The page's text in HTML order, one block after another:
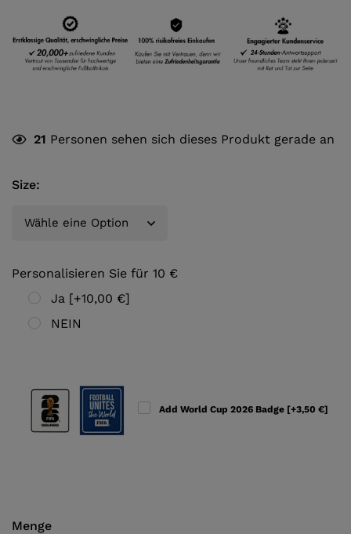
21 Personen sehen sich dieses Produkt gerade an
Size:
Personalisieren Sie für 10 €
Ja [+10,00 €]
NEIN
Add World Cup 2026 Badge [+3,50 €]
Menge